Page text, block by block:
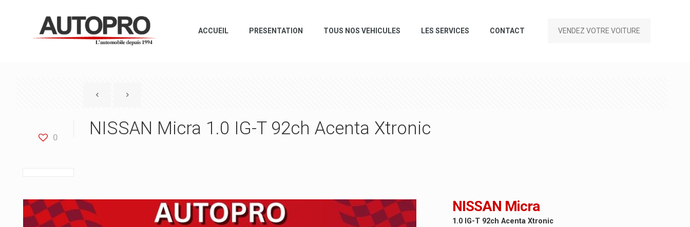
ACCUEIL PRESENTATION TOUS NOS VEHICULES LES SERVICES CONTACT VENDEZ VOTRE VOITURE
0 NISSAN Micra 1.0 IG-T 92ch Acenta Xtronic
NISSAN Micra
1.0 IG-T 92ch Acenta Xtronic